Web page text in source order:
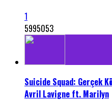
1
5995053
Suicide Squad: Gerçek
Avril Lavigne ft. Marilyn